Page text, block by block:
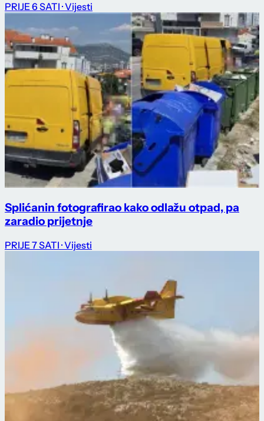
PRIJE 6 SATI · Vijesti
Splićanin fotografirao kako odlažu otpad, pa
zaradio prijetnje
PRIJE 7 SATI · Vijesti